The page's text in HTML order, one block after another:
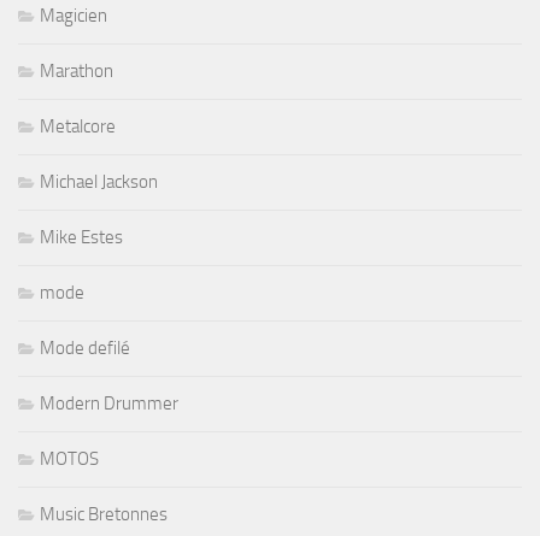
Magicien
Marathon
Metalcore
Michael Jackson
Mike Estes
mode
Mode defilé
Modern Drummer
MOTOS
Music Bretonnes